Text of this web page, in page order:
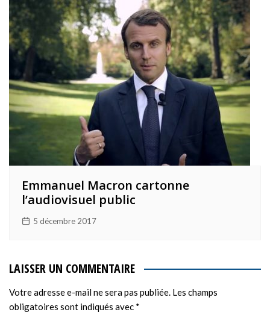
Emmanuel Macron cartonne
l’audiovisuel public
5 décembre 2017
LAISSER UN COMMENTAIRE
Votre adresse e-mail ne sera pas publiée. Les champs
obligatoires sont indiqués avec *